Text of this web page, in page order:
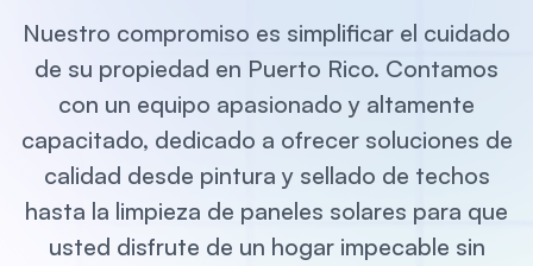
Nuestro compromiso es simplificar el cuidado
de su propiedad en Puerto Rico. Contamos
con un equipo apasionado y altamente
capacitado, dedicado a ofrecer soluciones de
calidad desde pintura y sellado de techos
hasta la limpieza de paneles solares para que
usted disfrute de un hogar impecable sin